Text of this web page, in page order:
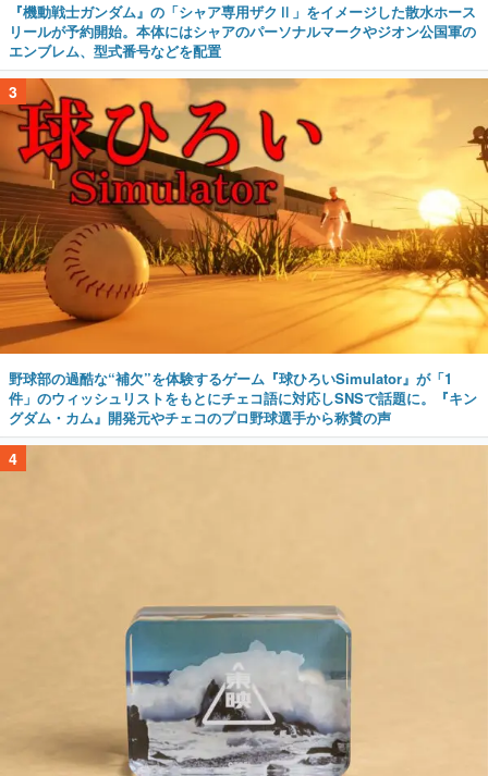
『機動戦士ガンダム』の「シャア専用ザクⅡ」をイメージした散水ホース
リールが予約開始。本体にはシャアのパーソナルマークやジオン公国軍の
エンブレム、型式番号などを配置
3
野球部の過酷な“補欠”を体験するゲーム『球ひろいSimulator』が「1
件」のウィッシュリストをもとにチェコ語に対応しSNSで話題に。『キン
グダム・カム』開発元やチェコのプロ野球選手から称賛の声
4